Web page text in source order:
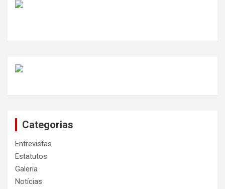
Categorias
Entrevistas
Estatutos
Galeria
Notícias